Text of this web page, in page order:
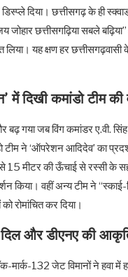
दिया। छत्तीसगढ़ के ही
छत्तीसगढ़िया सबले
लिया। यह क्षण हर
दिखी कमांडो टीम की
बढ़ गया जब विंग कमांडर ए.वी.
टीम ने ‘ऑपरेशन आदिदेव’ का
15 मीटर की ऊँचाई से रस्सी के
किया। वहीं अन्य टीम ने
रोमांचित कर दिया।
और डीएनए की
मार्क-132 जेट विमानों ने हवा में